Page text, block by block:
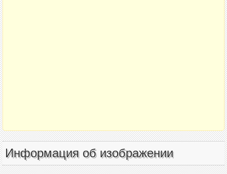
Информация об изображении